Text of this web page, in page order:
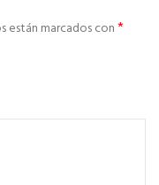
están marcados con*